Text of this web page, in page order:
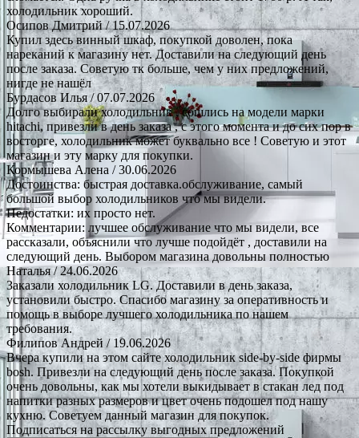
холодильник хороший.
Осипов Дмитрий/ 15.07.2026
Купил здесь винный шкаф, покупкой доволен, пока
нареканий к магазину нет. Доставили на следующий день
после заказа. Советую тк больше, чем у них предложений,
нигде не нашёл
Бурдасов Илья/ 07.07.2026
Долго выбирали холодильник , сошлись на модели марки
hitachi, привезли в день заказа , с этого момента и до сих пор в
восторге, холодильник может буквально все ! Советую и этот
магазин и эту марку для покупки.
Кормышева Алена / 30.06.2026
Достоинства: быстрая доставка.обслуживание, самый
большой выбор холодильников что мы видели.
Недостатки: их просто нет.
Комментарии: лучшее обслуживание что мы видели, все
рассказали, объяснили что лучше подойдёт , доставили на
следующий день. Выбором магазина довольны полностью
Наталья/ 24.06.2026
Заказали холодильник LG. Доставили в день заказа,
установили быстро. Спасибо магазину за оперативность и
помощь в выборе лучшего холодильника по нашем
требования.
Филипов Андрей / 19.06.2026
Вчера купили на этом сайте холодильник side-by-side фирмы
bosh. Привезли на следующий день после заказа. Покупкой
очень довольны, как мы хотели выкидывает в стакан лед под
напитки разных размеров и цвет очень подошел под нашу
кухню. Советуем данный магазин для покупок.
Подписаться на рассылку выгодных предложений